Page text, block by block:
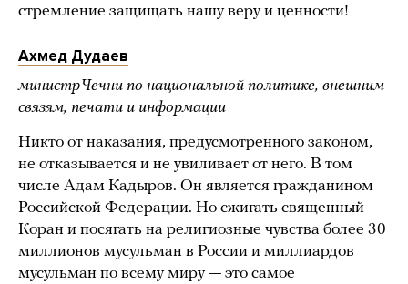
стремление защищать нашу веру и ценности!
Ахмед Дудаев
министр Чечни по национальной политике, внешним
связям, печати и информации
Никто от наказания, предусмотренного законом,
не отказывается и не увиливает от него. В том
числе Адам Кадыров. Он является гражданином
Российской Федерации. Но сжигать священный
Коран и посягать на религиозные чувства более 30
миллионов мусульман в России и миллиардов
мусульман по всему миру — это самое